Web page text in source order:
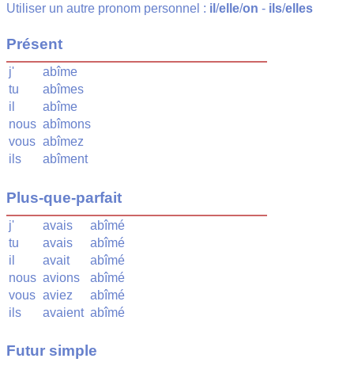
Utiliser un autre pronom personnel : il /elle/on - ils/elles
Présent
j'
abîme
tu
abîmes
il
abîme
nous abîmons
vous abîmez
ils
abîment
Plus-que-parfait
j' avais
abîmé
tu
avais
abîmé
il
avait
abîmé
nous avions
abîmé
vous aviez
abîmé
ils
avaient abîmé
Futur simple